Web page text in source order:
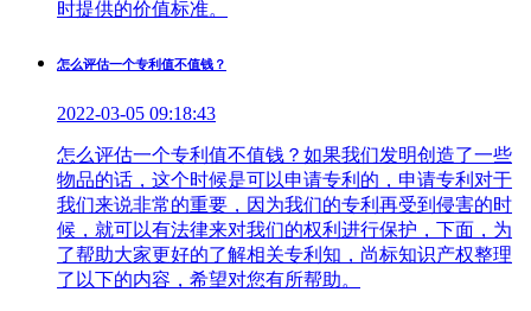
时提供的价值标准。
怎么评估一个专利值不值钱？
2022-03-05 09:18:43
怎么评估一个专利值不值钱？如果我们发明创造了一些
物品的话，这个时候是可以申请专利的，申请专利对于
我们来说非常的重要，因为我们的专利再受到侵害的时
候，就可以有法律来对我们的权利进行保护，下面，为
了帮助大家更好的了解相关专利知，尚标知识产权整理
了以下的内容，希望对您有所帮助。